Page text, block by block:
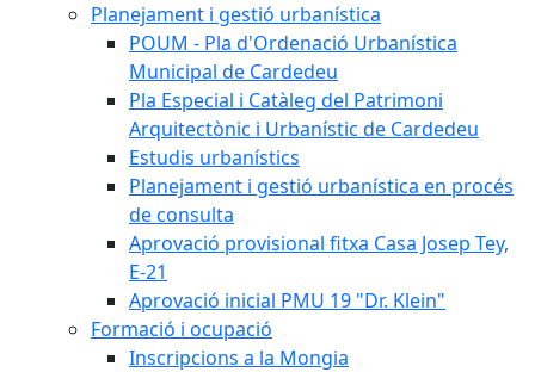
Planejament i gestió urbanística
POUM - Pla d'Ordenació Urbanística
Municipal de Cardedeu
Pla Especial i Catàleg del Patrimoni
Arquitectònic i Urbanístic de Cardedeu
Estudis urbanístics
Planejament i gestió urbanística en procés
de consulta
Aprovació provisional fitxa Casa Josep Tey,
E-21
Aprovació inicial PMU 19 "Dr. Klein"
Formació i ocupació
Inscripcions a la Mongia